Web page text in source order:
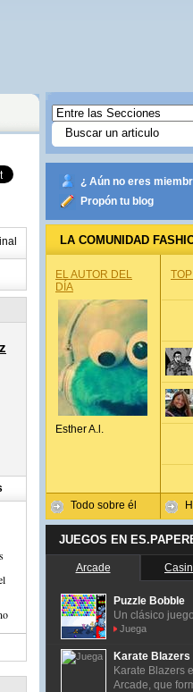
¿ Aún no eres
Propón tu blog
LA COMUNIDAD
EL AUTOR DEL
DÍA
Esther A.l.
Todo sobre él
JUEGOS EN
Arcade
Puzzle Bobble
Un clásico
Juega
Karate Blazers
Karate Blazers
Arcade, que